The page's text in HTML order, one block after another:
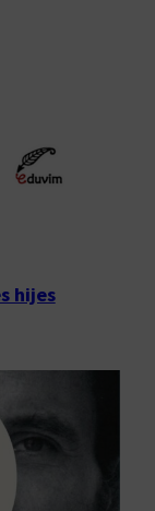
hijes